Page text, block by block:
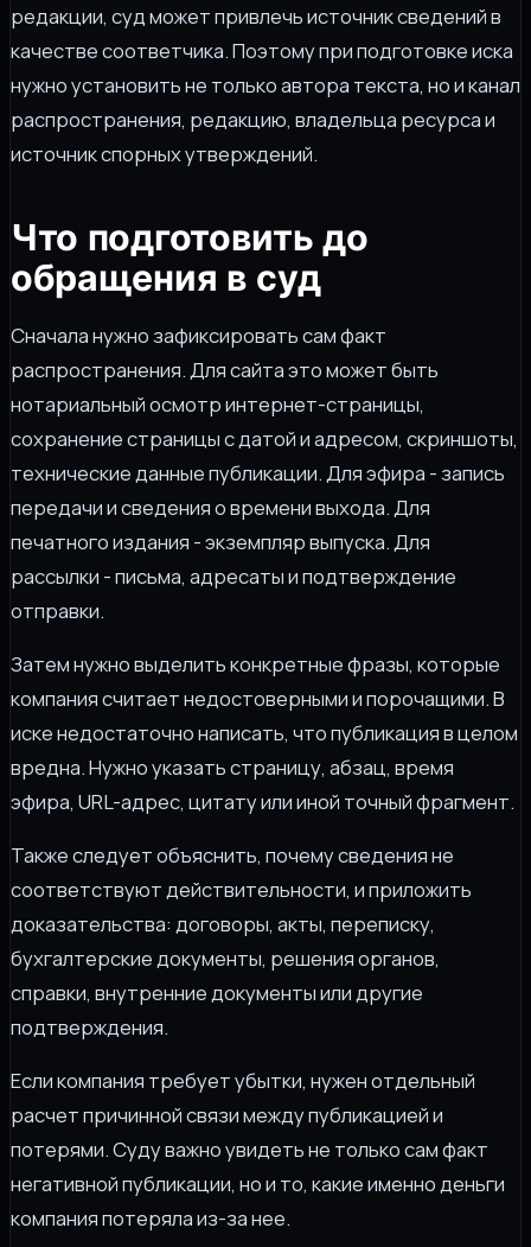
редакции, суд может привлечь источник сведений в
качестве соответчика. Поэтому при подготовке иска
нужно установить не только автора текста, но и канал
распространения, редакцию, владельца ресурса и
источник спорных утверждений.
Что подготовить до
обращения в суд
Сначала нужно зафиксировать сам факт
распространения. Для сайта это может быть
нотариальный осмотр интернет-страницы,
сохранение страницы с датой и адресом, скриншоты,
технические данные публикации. Для эфира - запись
передачи и сведения о времени выхода. Для
печатного издания - экземпляр выпуска. Для
рассылки - письма, адресаты и подтверждение
отправки.
Затем нужно выделить конкретные фразы, которые
компания считает недостоверными и порочащими. В
иске недостаточно написать, что публикация в целом
вредна. Нужно указать страницу, абзац, время
эфира, URL-адрес, цитату или иной точный фрагмент.
Также следует объяснить, почему сведения не
соответствуют действительности, и приложить
доказательства: договоры, акты, переписку,
бухгалтерские документы, решения органов,
справки, внутренние документы или другие
подтверждения.
Если компания требует убытки, нужен отдельный
расчет причинной связи между публикацией и
потерями. Суду важно увидеть не только сам факт
негативной публикации, но и то, какие именно деньги
компания потеряла из-за нее.